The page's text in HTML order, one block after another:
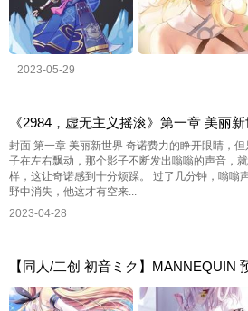
2023-05-29
《2984，虚无主义摇滚》第一章 美丽
封面 第一章 美丽新世界 奇诺费力的睁开眼睛，
子在左右飘动，那个影子不断发出嗡嗡的声音，
样，这让奇诺感到十分烦躁。 过了几分钟，嗡嗡
野中消失，他这才有空来...
2023-04-28
【同人/二创 初音ミク】MANNEQUIN